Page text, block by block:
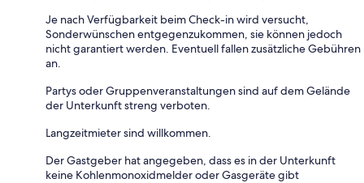
Je nach Verfügbarkeit beim Check-in wird versucht,
Sonderwünschen entgegenzukommen, sie können jedoch
nicht garantiert werden. Eventuell fallen zusätzliche Gebühren
an.
Partys oder Gruppenveranstaltungen sind auf dem Gelände
der Unterkunft streng verboten.
Langzeitmieter sind willkommen.
Der Gastgeber hat angegeben, dass es in der Unterkunft
keine Kohlenmonoxidmelder oder Gasgeräte gibt